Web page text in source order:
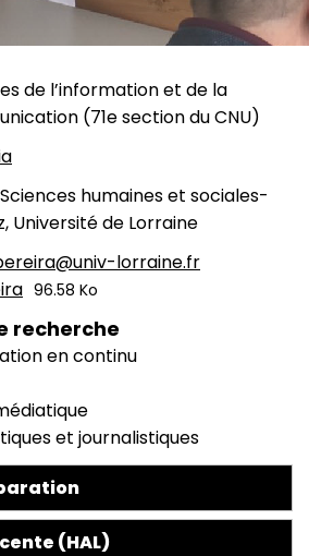
de l’information et de la
(71e section du CNU)
Sciences humaines et sociales-
Université de Lorraine
lorraine.fr
96.58 Ko
recherche
en continu
et journalistiques
(HAL)